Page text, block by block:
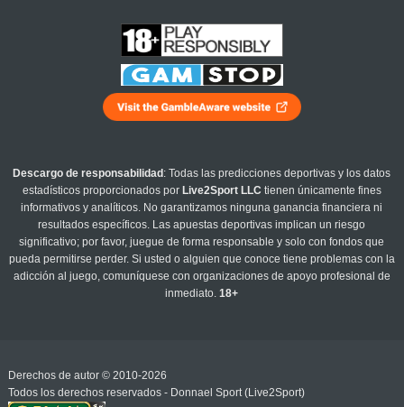
Descargo de responsabilidad : Todas las predicciones deportivas y los datos
estadísticos proporcionados por Live2Sport LLC tienen únicamente fines
informativos y analíticos. No garantizamos ninguna ganancia financiera ni
resultados específicos. Las apuestas deportivas implican un riesgo
significativo; por favor, juegue de forma responsable y solo con fondos que
pueda permitirse perder. Si usted o alguien que conoce tiene problemas con la
adicción al juego, comuníquese con organizaciones de apoyo profesional de
inmediato.18+
Derechos de autor © 2010-2026
Todos los derechos reservados - Donnael Sport (Live2Sport)